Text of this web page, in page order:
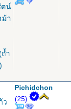
น์
ม้า
ำ
ว
Pichidchon
(25)